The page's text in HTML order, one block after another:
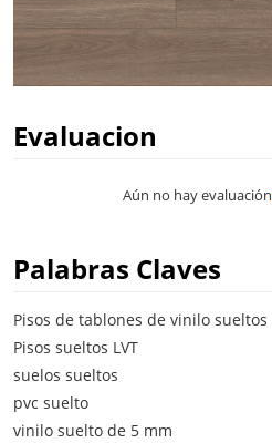
Evaluacion
Aún no hay evaluación
Palabras Claves
Pisos de tablones de vinilo sueltos
Pisos sueltos LVT
suelos sueltos
pvc suelto
vinilo suelto de 5 mm